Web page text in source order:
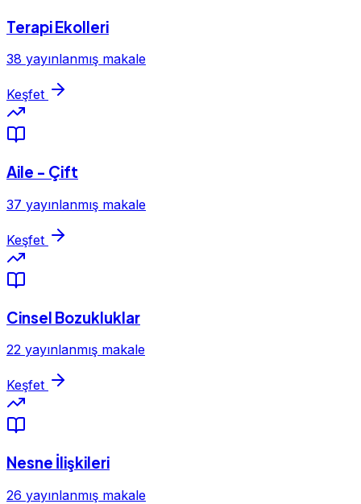
Terapi Ekolleri
38 yayınlanmış makale
Keşfet
Aile - Çift
37 yayınlanmış makale
Keşfet
Cinsel Bozukluklar
22 yayınlanmış makale
Keşfet
Nesne İlişkileri
26 yayınlanmış makale